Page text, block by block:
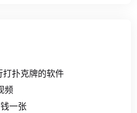
扑克牌的软件
频
一张